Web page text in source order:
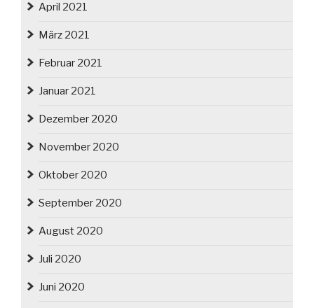
April 2021
März 2021
Februar 2021
Januar 2021
Dezember 2020
November 2020
Oktober 2020
September 2020
August 2020
Juli 2020
Juni 2020